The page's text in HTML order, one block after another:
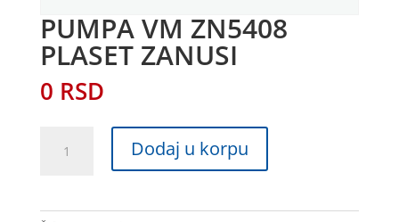
PUMPA VM ZN5408
PLASET ZANUSI
0 RSD
ZANUSI
Dodaj u korpu